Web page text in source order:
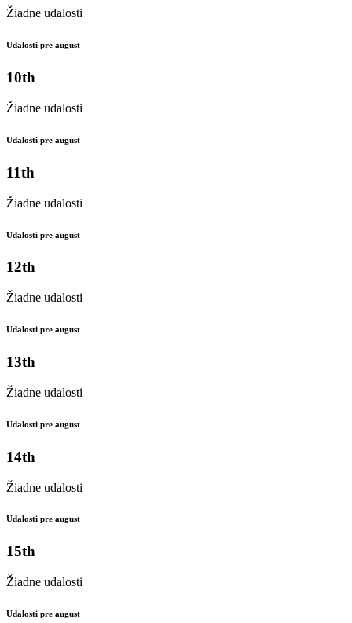
Žiadne udalosti
Udalosti pre august
10th
Žiadne udalosti
Udalosti pre august
11th
Žiadne udalosti
Udalosti pre august
12th
Žiadne udalosti
Udalosti pre august
13th
Žiadne udalosti
Udalosti pre august
14th
Žiadne udalosti
Udalosti pre august
15th
Žiadne udalosti
Udalosti pre august